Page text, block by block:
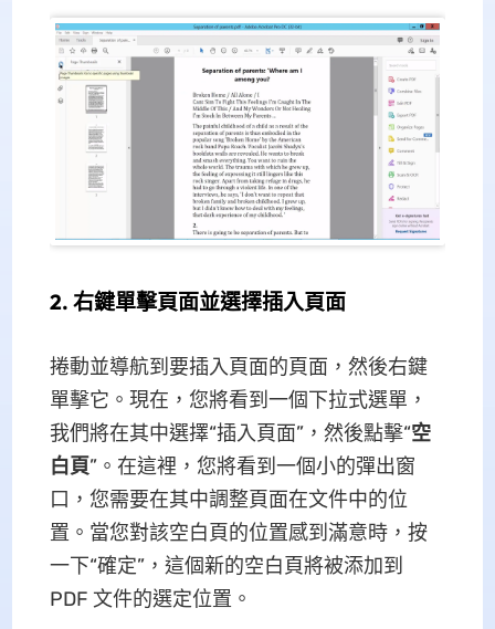
2. 右鍵單擊頁面並選擇插入頁面
捲動並導航到要插入頁面的頁面，然後右鍵
單擊它。現在，您將看到一個下拉式選單，
我們將在其中選擇“插入頁面”，然後點擊“空
白頁”。在這裡，您將看到一個小的彈出窗
口，您需要在其中調整頁面在文件中的位
置。當您對該空白頁的位置感到滿意時，按
一下“確定”，這個新的空白頁將被添加到
PDF 文件的選定位置。